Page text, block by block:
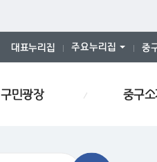
대표누리집 주요누리집 중
구민광장 중구소